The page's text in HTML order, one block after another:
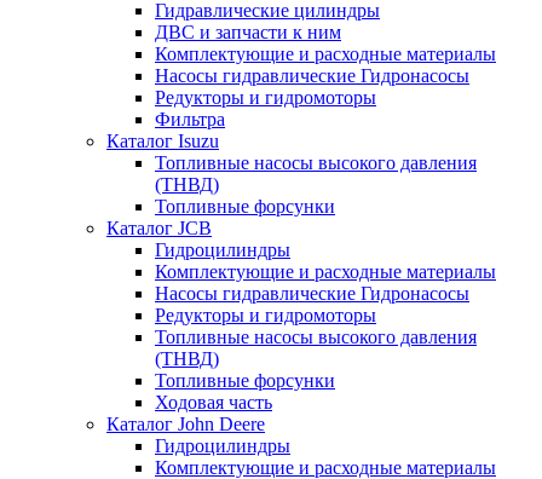
Гидравлические цилиндры
ДВС и запчасти к ним
Комплектующие и расходные материалы
Насосы гидравлические Гидронасосы
Редукторы и гидромоторы
Фильтра
Каталог Isuzu
Топливные насосы высокого давления
(ТНВД)
Топливные форсунки
Каталог JCB
Гидроцилиндры
Комплектующие и расходные материалы
Насосы гидравлические Гидронасосы
Редукторы и гидромоторы
Топливные насосы высокого давления
(ТНВД)
Топливные форсунки
Ходовая часть
Каталог John Deere
Гидроцилиндры
Комплектующие и расходные материалы